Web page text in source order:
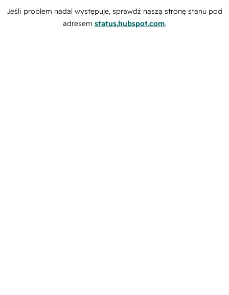
Jeśli problem nadal występuje, sprawdź naszą stronę stanu pod
adresem status.hubspot.com.